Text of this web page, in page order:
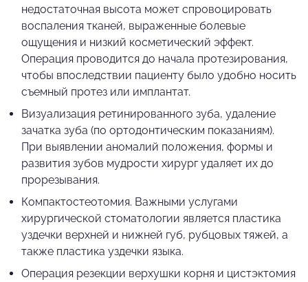
недостаточная высота может спровоцировать
воспаления тканей, выраженные болевые
ощущения и низкий косметический эффект.
Операция проводится до начала протезирования,
чтобы впоследствии пациенту было удобно носить
съемный протез или имплантат.
Визуализация ретинированного зуба, удаление
зачатка зуба (по ортодонтическим показаниям).
При выявлении аномалий положения, формы и
развития зубов мудрости хирург удаляет их до
прорезывания.
Компактостеотомия. Важными услугами
хирургической стоматологии является пластика
уздечки верхней и нижней губ, рубцовых тяжей, а
также пластика уздечки языка.
Операция резекции верхушки корня и цистэктомия